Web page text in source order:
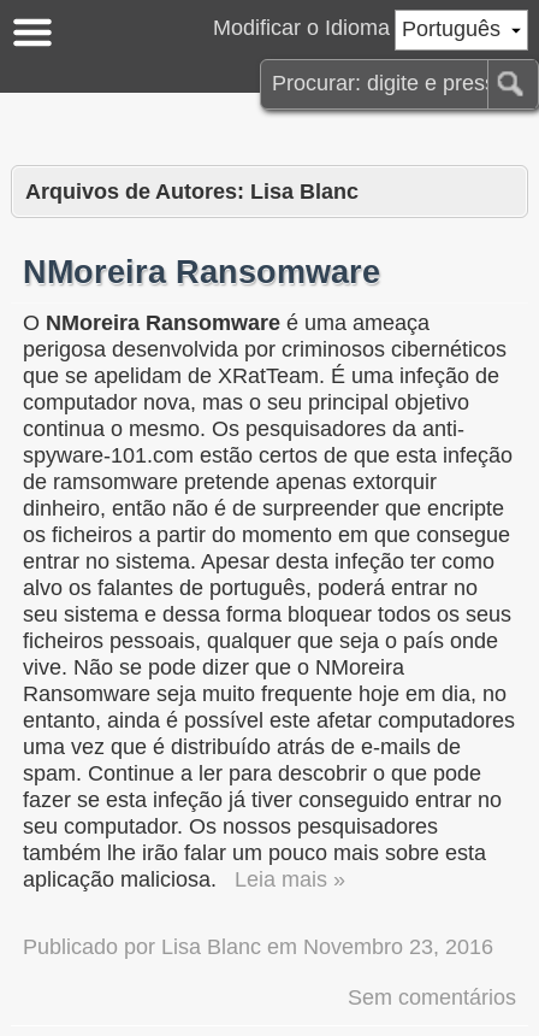
Português
Modificar o Idioma
Arquivos de Autores: Lisa Blanc
NMoreira Ransomware
O NMoreira Ransomware é uma ameaça
perigosa desenvolvida por criminosos cibernéticos
que se apelidam de XRatTeam. É uma infeção de
computador nova, mas o seu principal objetivo
continua o mesmo. Os pesquisadores da anti-
spyware-101.com estão certos de que esta infeção
de ramsomware pretende apenas extorquir
dinheiro, então não é de surpreender que encripte
os ficheiros a partir do momento em que consegue
entrar no sistema. Apesar desta infeção ter como
alvo os falantes de português, poderá entrar no
seu sistema e dessa forma bloquear todos os seus
ficheiros pessoais, qualquer que seja o país onde
vive. Não se pode dizer que o NMoreira
Ransomware seja muito frequente hoje em dia, no
entanto, ainda é possível este afetar computadores
uma vez que é distribuído atrás de e-mails de
spam. Continue a ler para descobrir o que pode
fazer se esta infeção já tiver conseguido entrar no
seu computador. Os nossos pesquisadores
também lhe irão falar um pouco mais sobre esta
aplicação maliciosa.
Leia mais »
Publicado por Lisa Blanc em Novembro 23, 2016
Sem comentários